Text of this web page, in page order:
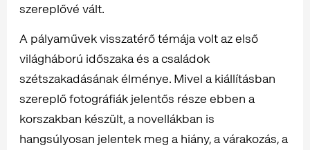
szereplővé vált.
A pályaművek visszatérő témája volt az első
világháború időszaka és a családok
szétszakadásának élménye. Mivel a kiállításban
szereplő fotográfiák jelentős része ebben a
korszakban készült, a novellákban is
hangsúlyosan jelentek meg a hiány, a várakozás, a